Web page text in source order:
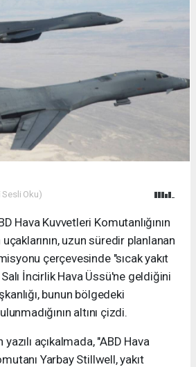
Sesli Oku)
Hava Kuvvetleri Komutanlığının
uzun süredir planlanan
çerçevesinde "sıcak yakıt
İncirlik Hava Üssü'ne geldiğini
bunun bölgedeki
altını çizdi.
yazılı açıkalmada, "ABD Hava
Yarbay Stillwell, yakıt